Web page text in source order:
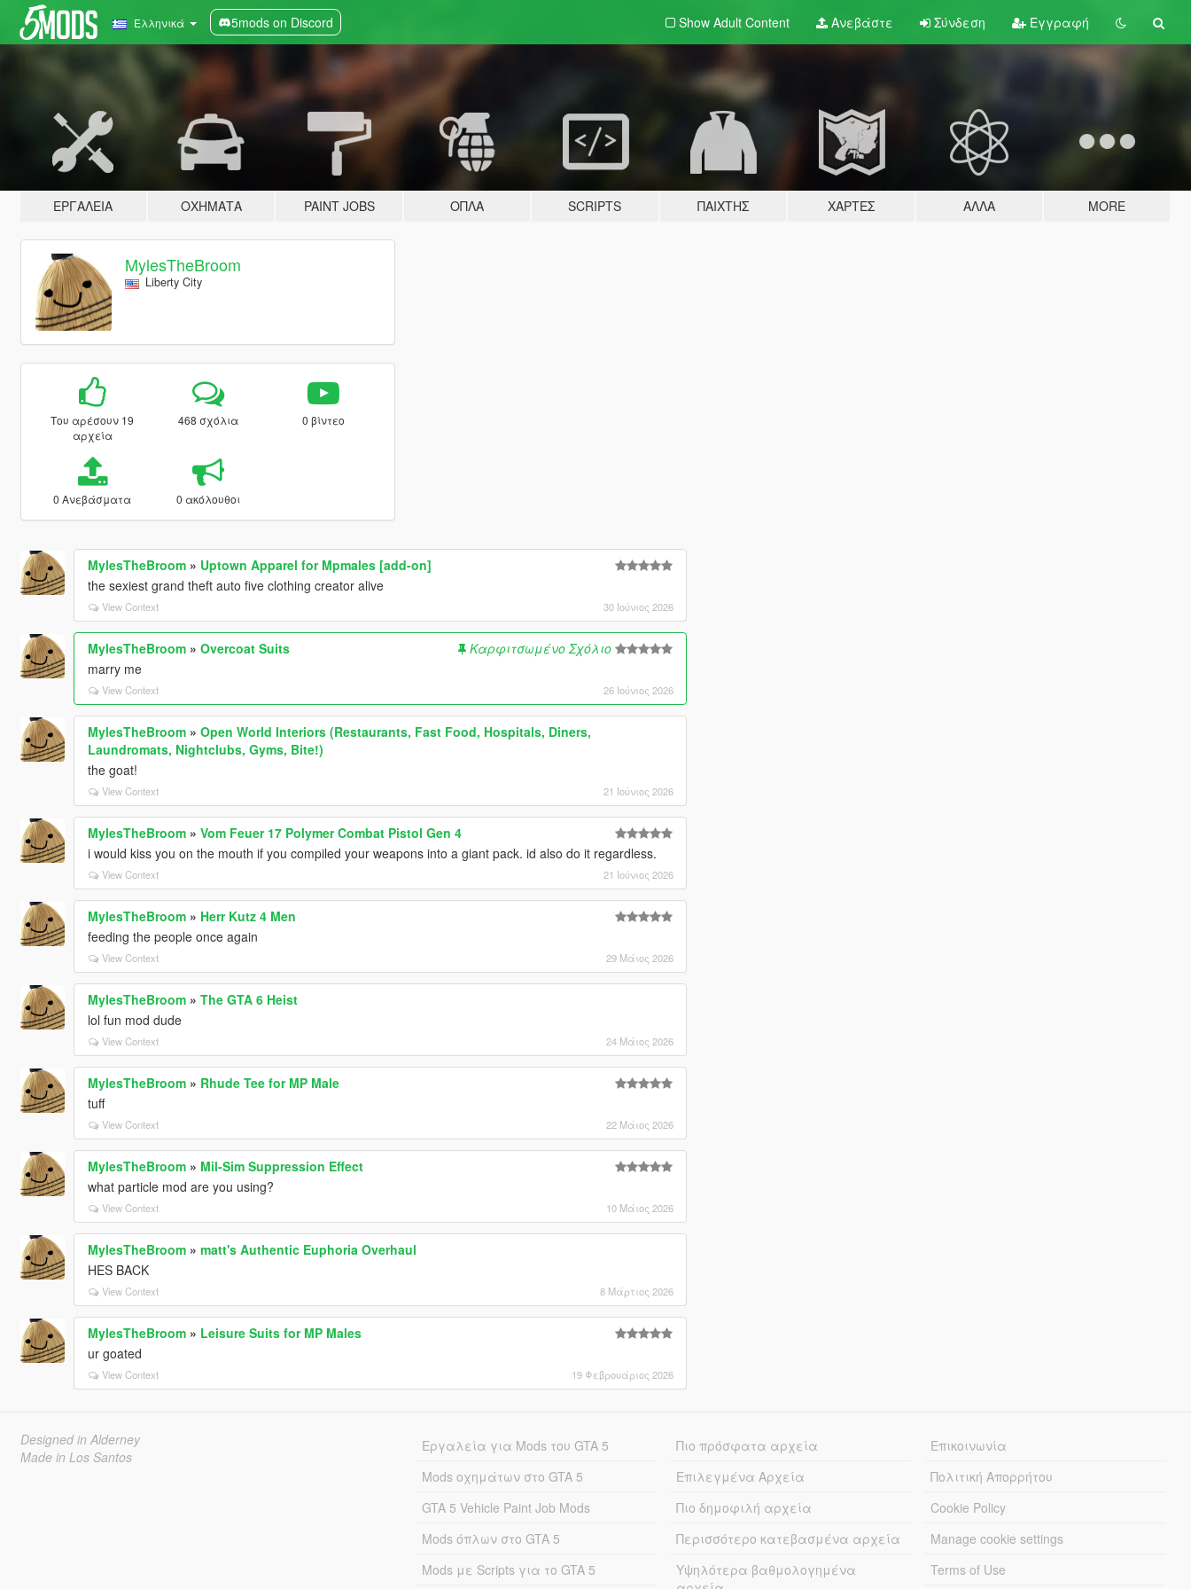
Ελληνικά 5mods on Discord Show Adult Content Ανεβάστε Σύνδεση Εγγραφή
ΕΡΓΑΛΕΊΑ ΟΧΉΜΑΤΑ PAINT JOBS ΌΠΛΑ SCRIPTS ΠΑΊΧΤΗΣ ΧΆΡΤΕΣ ΆΛΛΑ MORE
MylesTheBroom
Liberty City
Του αρέσουν 19
αρχεία
468 σχόλια 0 βίντεο
0 Ανεβάσματα 0 ακόλουθοι
MylesTheBroom» Uptown Apparel for Mpmales [add-on]
the sexiest grand theft auto five clothing creator alive
View Context 30 Ιούνιος 2026
MylesTheBroom» Overcoat Suits
Καρφιτσωμένο Σχόλιο
marry me
View Context 26 Ιούνιος 2026
MylesTheBroom» Open World Interiors (Restaurants, Fast Food, Hospitals, Diners,
Laundromats, Nightclubs, Gyms, Bite!)
the goat!
View Context 21 Ιούνιος 2026
MylesTheBroom» Vom Feuer 17 Polymer Combat Pistol Gen 4
i would kiss you on the mouth if you compiled your weapons into a giant pack. id also do it regardless.
View Context 21 Ιούνιος 2026
MylesTheBroom» Herr Kutz 4 Men
feeding the people once again
View Context 29 Μάιος 2026
MylesTheBroom» The GTA 6 Heist
lol fun mod dude
View Context 24 Μάιος 2026
MylesTheBroom» Rhude Tee for MP Male
tuff
View Context 22 Μάιος 2026
MylesTheBroom» Mil-Sim Suppression Effect
what particle mod are you using?
View Context 10 Μάιος 2026
MylesTheBroom» matt's Authentic Euphoria Overhaul
HES BACK
View Context 8 Μάρτιος 2026
MylesTheBroom» Leisure Suits for MP Males
ur goated
View Context 19 Φεβρουάριος 2026
Designed in Alderney
Made in Los Santos
Εργαλεία για Mods του GTA 5
Mods οχημάτων στο GTA 5
GTA 5 Vehicle Paint Job Mods
Mods όπλων στο GTA 5
Mods με Scripts για το GTA 5
Πιο πρόσφατα αρχεία
Επιλεγμένα Αρχεία
Πιο δημοφιλή αρχεία
Περισσότερο κατεβασμένα αρχεία
Υψηλότερα βαθμολογημένα
Επικοινωνία
Πολιτική Απορρήτου
Cookie Policy
Manage cookie settings
Terms of Use